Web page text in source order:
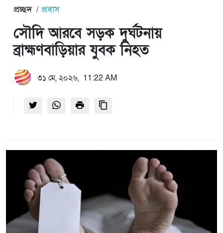
প্রচ্ছদ প্রবাস
সৌদি আরবে সড়ক দুর্ঘটনায়
ব্রাহ্মণবাড়িয়ার যুবক নিহত
৩১ মে, ২০২৬, 11:22 AM